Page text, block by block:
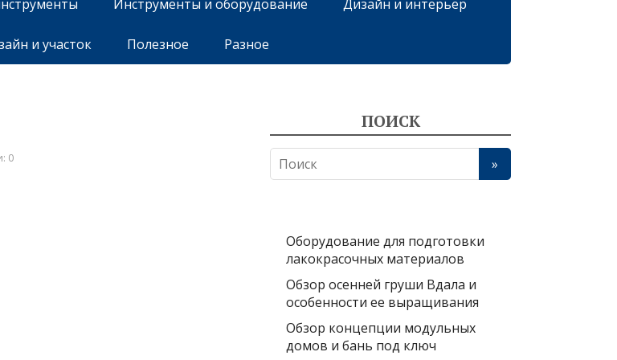
Инструменты и оборудование Дизайн и интерьер
и участок Полезное Разное
0
ПОИСК
Оборудование для подготовки
лакокрасочных материалов
Обзор осенней груши Вдала и
особенности ее выращивания
Обзор концепции модульных
домов и бань под ключ